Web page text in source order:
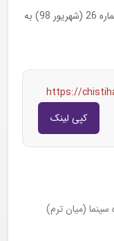
*این یادداشت ابتدا در مجله “فرهنگ امروز” شماره 26 (شهریور 98) به
https://
کپی لینک
سینما (میان ترم)